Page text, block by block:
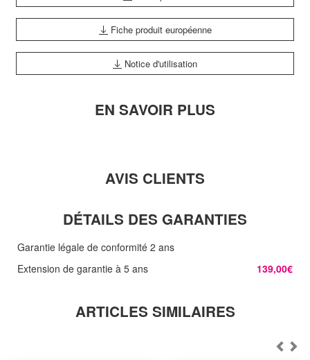
Fiche produit européenne
Notice d'utilisation
EN SAVOIR PLUS
AVIS CLIENTS
DÉTAILS DES GARANTIES
Garantie légale de conformité 2 ans
Extension de garantie à 5 ans
139,00€
ARTICLES SIMILAIRES